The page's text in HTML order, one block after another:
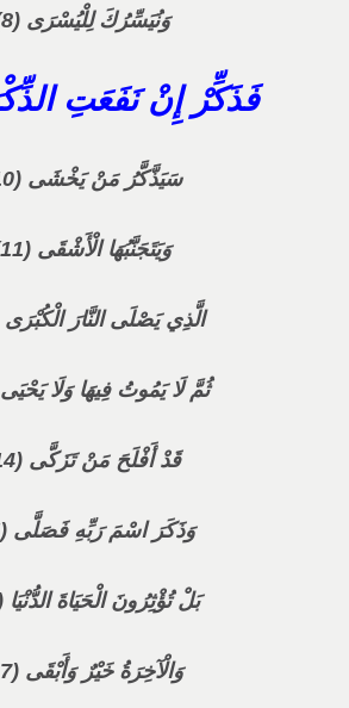
وَنُيَسِّرُكَ لِلْيُسْرَى (8)
فَذَكِّرْ إِنْ نَفَعَتِ
سَيَذَّكَّرُ مَنْ يَخْشَى (10)
وَيَتَجَنَّبُهَا الْأَشْقَى (11)
الَّذِي يَصْلَى النَّارَ الْكُبْرَى (12)
ثُمَّ لَا يَمُوتُ فِيهَا وَلَا يَحْيَى (13)
قَدْ أَفْلَحَ مَنْ تَزَكَّى (14)
وَذَكَرَ اسْمَ رَبِّهِ فَصَلَّى (15)
بَلْ تُؤْثِرُونَ الْحَيَاةَ الدُّنْيَا (16)
وَالْآخِرَةُ خَيْرٌ وَأَبْقَى (17)